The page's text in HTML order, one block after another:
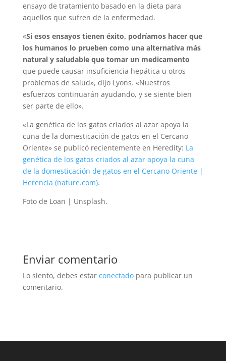
ensayo de tratamiento basado en la dieta para
aquellos que sufren de la enfermedad.
«Si esos ensayos tienen éxito, podríamos hacer que
los humanos lo prueben como una alternativa más
natural y saludable que tomar un medicamento
que puede causar insuficiencia hepática u otros
problemas de salud», dijo Lyons. «Nuestros
esfuerzos continuarán ayudando, y se siente bien
ser parte de ello».
«La genética de los gatos criados al azar apoya la
cuna de la domesticación de gatos en el Cercano
Oriente» se publicó recientemente en Heredity: La
genética de los gatos criados al azar apoya la cuna
de la domesticación de gatos en el Cercano Oriente |
Herencia (nature.com).
Foto de Loan | Unsplash.
Enviar comentario
Lo siento, debes estar conectadopara publicar un
comentario.